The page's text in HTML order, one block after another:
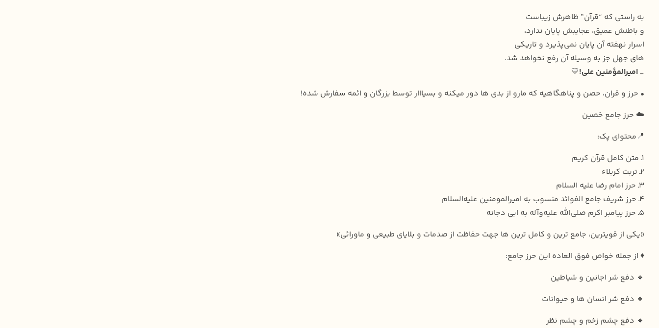
به راستى که “قرآن” ظاهرش زیباست
و باطنش عمیق، عجایبش پایان ندارد،
اسرار نهفته آن پایان نمى‌پذیرد و تاریکى
هاى جهل جز به وسیله آن رفع نخواهد شد.
_امیرالمؤمنین علی!💛
• حرز و قران، حصن و پناهگاهیه که مارو از بدی ها دور میکنه و بسیااار توسط بزرگان و ائمه سفارش شده!
☁️ حرز جامع حَصین
📍محتوای پک:
۱ـ متن کامل قرآن کریم
۲ـ تربت کربلاء
۳ـ حرز امام رضا علیه السلام
۴ـ حرز شریف جامع الفوائد منسوب به امیرالمومنین علیه‌السلام
۵ـ حرز پیامبر اکرم صلی‌الله علیه‌و‌آله به ابی دجانه
«یکی از قویترین، جامع ترین و کامل ترین ها جهت حفاظت از صدمات و بلایای طبیعی و ماورائی»
♦️ از جمله خواص فوق العاده این حرز جامع:
🔹 دفع شر اجانین و شیاطین
🔸 دفع شر انسان ها و حیوانات
🔹 دفع چشم زخم و چشم نظر